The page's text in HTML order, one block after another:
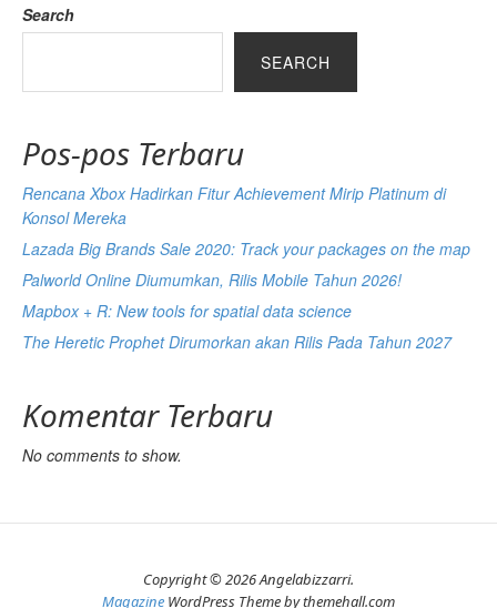
Search
SEARCH
Pos-pos Terbaru
Rencana Xbox Hadirkan Fitur Achievement Mirip Platinum di
Konsol Mereka
Lazada Big Brands Sale 2020: Track your packages on the map
Palworld Online Diumumkan, Rilis Mobile Tahun 2026!
Mapbox + R: New tools for spatial data science
The Heretic Prophet Dirumorkan akan Rilis Pada Tahun 2027
Komentar Terbaru
No comments to show.
Copyright © 2026 Angelabizzarri.
Magazine WordPress Theme by themehall.com